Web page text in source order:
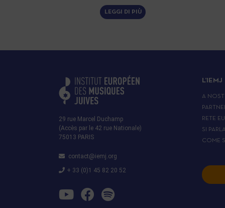
LEGGI DI PIÙ
29 rue Marcel Duchamp
(Accès par le 42 rue Nationale)
75013 PARIS
contact@iemj.org
+ 33 (0)1 45 82 20 52
L’IEMJ
A
RETE
SI
COME